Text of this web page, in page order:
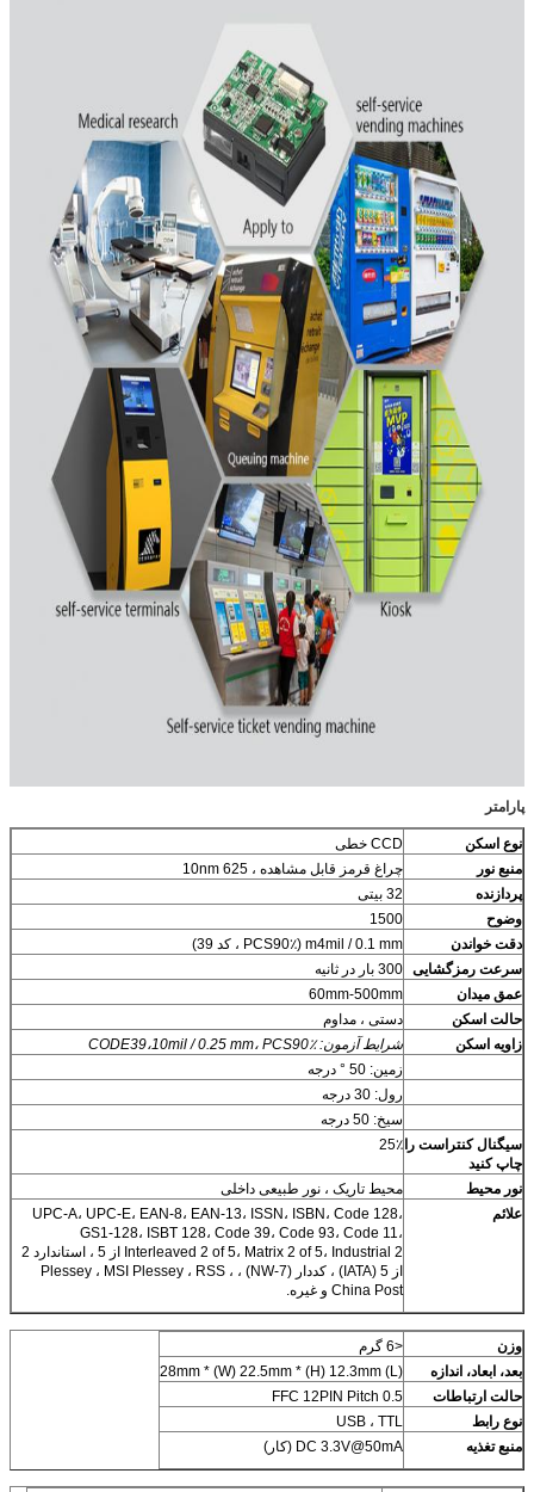
پارامتر
نوع اسکن
CCD خطی
منبع نور
چراغ قرمز قابل مشاهده ، 10nm 625
پردازنده
32 بیتی
وضوح
1500
دقت خواندن
m4mil / 0.1 mm (PCS90٪ ، کد 39)
سرعت رمزگشایی 300 بار در ثانیه
عمق میدان
60mm-500mm
حالت اسکن
دستی ، مداوم
زاویه اسکن
شرایط آزمون: CODE39،10mil / 0.25 mm، PCS90٪
زمین: 50 ° درجه
رول: 30 درجه
سیخ: 50 درجه
سیگنال کنتراست را
چاپ کنید
25٪
نور محیط
محیط تاریک ، نور طبیعی داخلی
علائم
UPC-A، UPC-E، EAN-8، EAN-13، ISSN، ISBN، Code 128،
GS1-128، ISBT 128، Code 39، Code 93، Code 11،
Interleaved 2 of 5، Matrix 2 of 5، Industrial 2 از 5 ، استاندارد 2
از 5 (IATA) ، کددار (NW-7) ، Plessey ، MSI Plessey ، RSS ،
China Post و غیره.
وزن
<6 گرم
بعد، ابعاد، اندازه
(L) 28mm * (W) 22.5mm * (H) 12.3mm
حالت ارتباطات
FFC 12PIN Pitch 0.5
نوع رابط
USB ، TTL
منبع تغذیه
DC 3.3V@50mA (کار)